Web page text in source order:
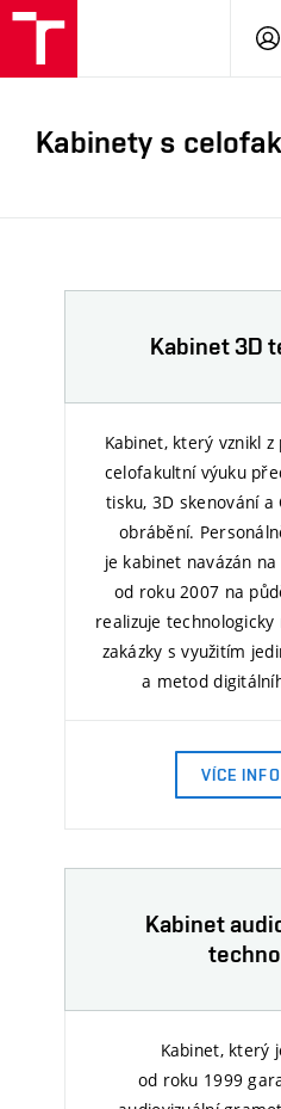
Kabinety s
Kabinet 3D
Kabinet, který vznikl
celofakultní výuku
tisku, 3D skenování a
obrábění.
je kabinet navázán
od roku 2007 na
realizuje
zakázky s využitím
a metod
VÍCE
Kabinet
Kabinet, který
od roku 1999